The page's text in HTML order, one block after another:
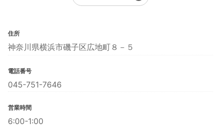
住所
神奈川県横浜市磯子区広地町８－５
電話番号
045-751-7646
営業時間
6:00-1:00